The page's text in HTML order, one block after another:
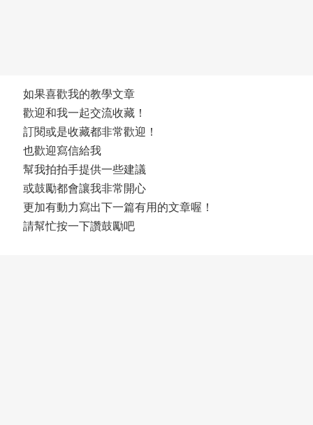
如果喜歡我的教學文章
歡迎和我一起交流收藏！
訂閱或是收藏都非常歡迎！
也歡迎寫信給我
幫我拍拍手提供一些建議
或鼓勵都會讓我非常開心
更加有動力寫出下一篇有用的文章喔！
請幫忙按一下讚鼓勵吧